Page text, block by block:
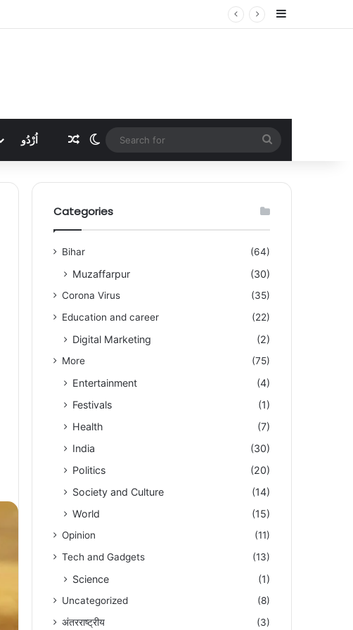
اُرْدُو Random Article
Switch skin
for
Categories
Bihar (64)
Muzaffarpur (30)
Corona Virus
(35)
Education and career
(22)
Digital Marketing (2)
More (75)
Entertainment
(4)
Festivals
(1)
Health
(7)
India
(30)
Politics
(20)
Society and Culture
(14)
World
(15)
Opinion
(11)
Tech and Gadgets
(13)
Science (1)
Uncategorized
(8)
अंतरराष्ट्रीय
(3)